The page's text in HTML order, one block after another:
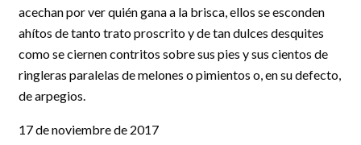
acechan por ver quién gana a la brisca, ellos se esconden
ahítos de tanto trato proscrito y de tan dulces desquites
como se ciernen contritos sobre sus pies y sus cientos de
ringleras paralelas de melones o pimientos o, en su defecto,
de arpegios.
17 de noviembre de 2017